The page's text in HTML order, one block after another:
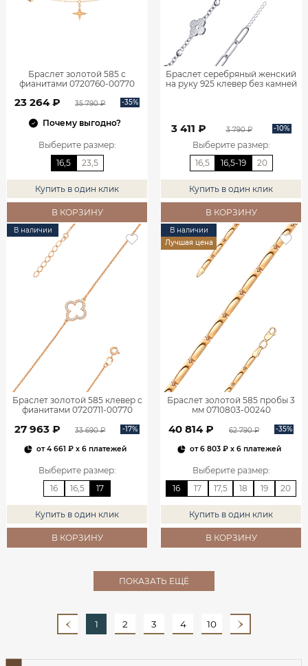
Браслет золотой 585 с
фианитами 0720760-00770
23 264 ₽ 35 790 ₽ -35%
Почему выгодно?
Выберите размер:
16,5
23,5
Купить в один клик
В КОРЗИНУ
Браслет серебряный женский
на руку 925 клевер без камней
3 411 ₽ 3 790 ₽ -10%
Выберите размер:
16,5
16,5-19 20
Купить в один клик
В КОРЗИНУ
В наличии
Браслет золотой 585 клевер с
фианитами 0720711-00770
27 963 ₽ 33 690 ₽ -17%
от4 661 ₽x 6 платежей
Выберите размер:
16
16,5 17
Купить в один клик
В КОРЗИНУ
В наличии
Лучшая цена
Браслет золотой 585 пробы 3
мм 0710803-00240
40 814 ₽ 62 790 ₽ -35%
от6 803 ₽x 6 платежей
Выберите размер:
16
17 17,5 18 19 20
Купить в один клик
В КОРЗИНУ
ПОКАЗАТЬ ЕЩЁ
1 2 3 4 10